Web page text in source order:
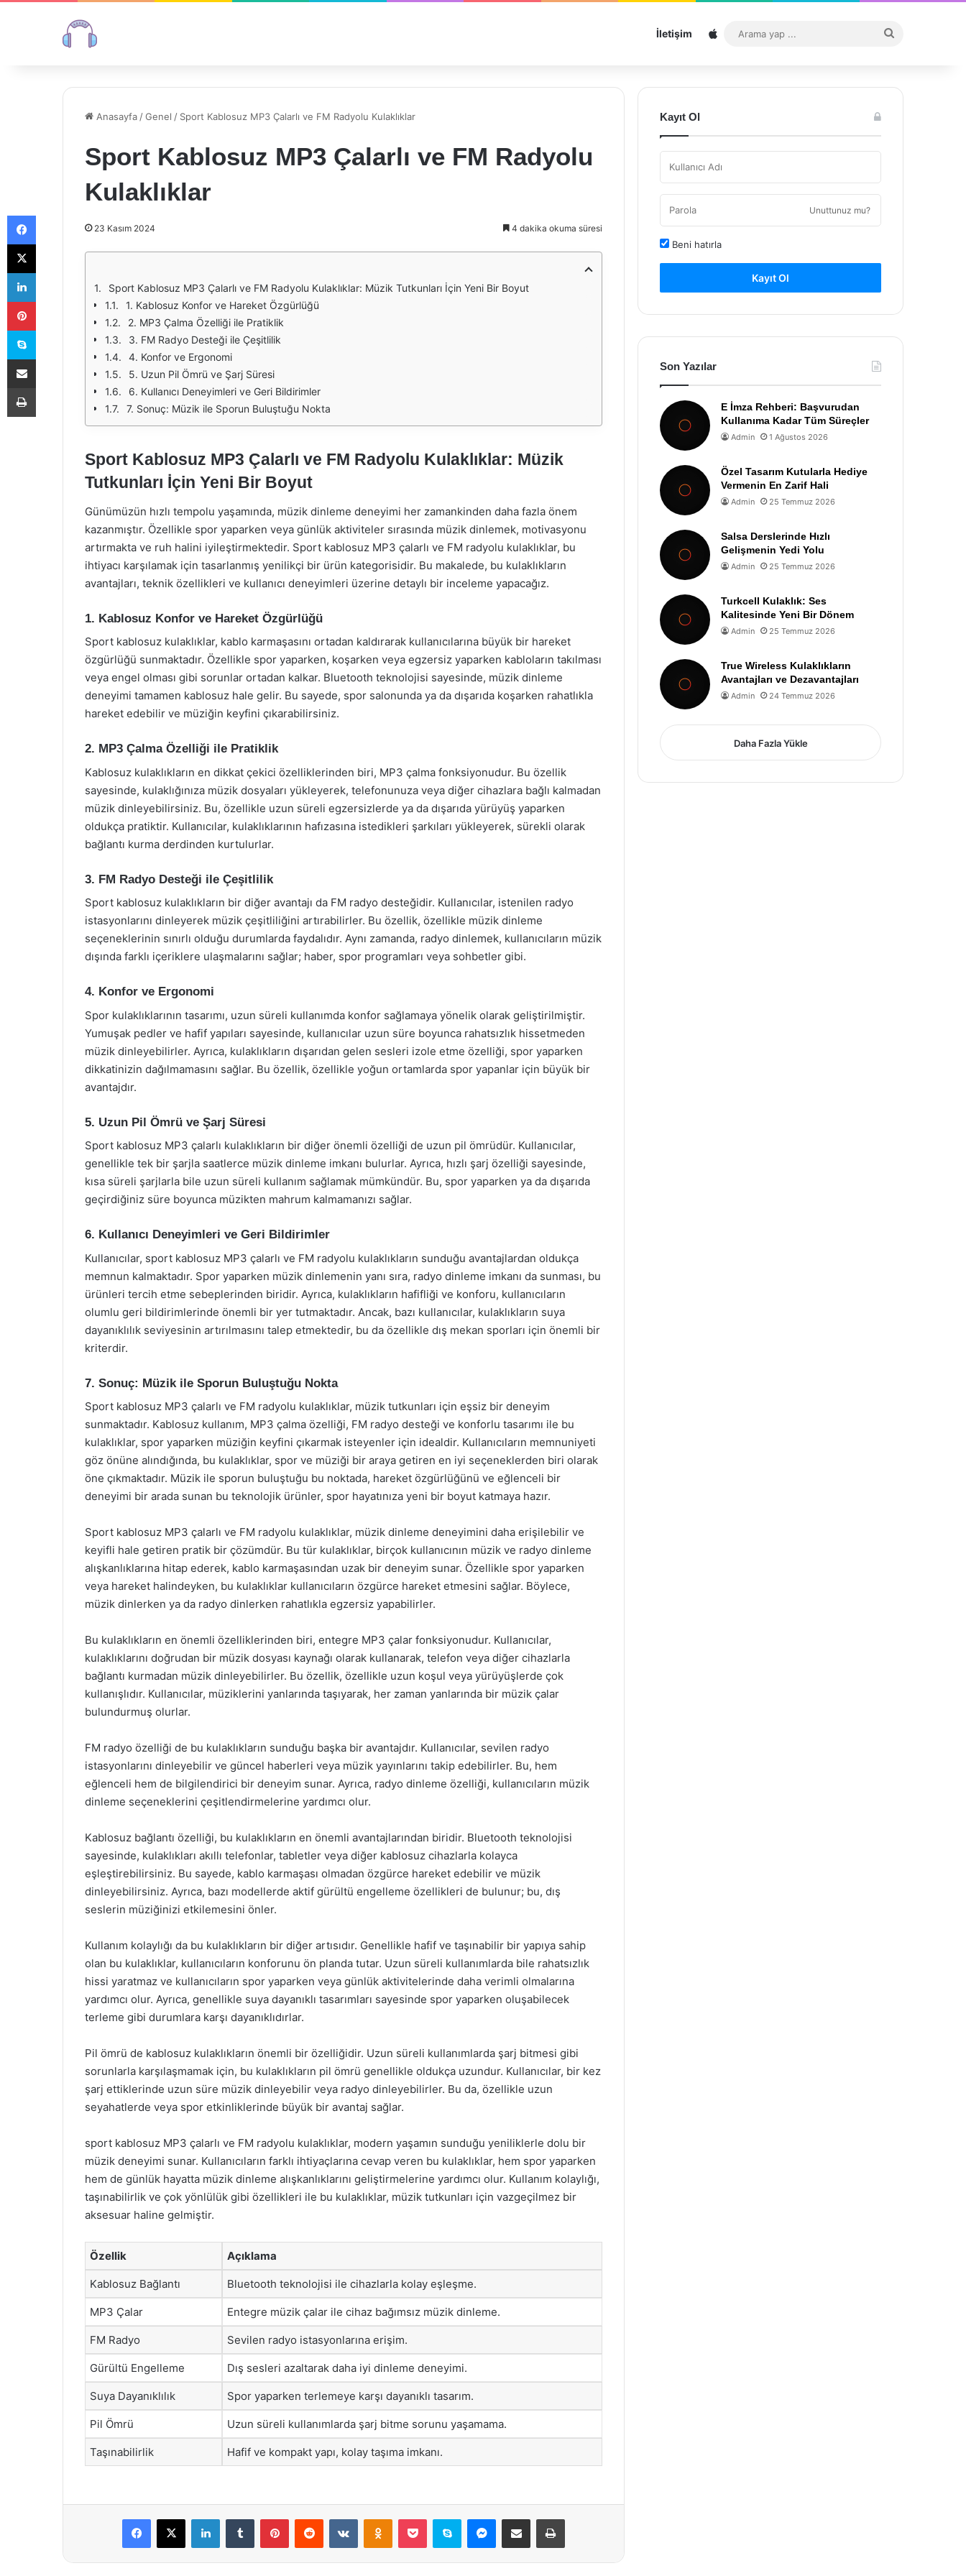
İletişim Sitemap
...
Anasayfa /Genel / Sport Kablosuz MP3 Çalarlı ve FM Radyolu Kulaklıklar
Sport Kablosuz MP3 Çalarlı ve FM Radyolu
Kulaklıklar
23 Kasım 2024 4 dakika okuma süresi
Sport Kablosuz MP3 Çalarlı ve FM Radyolu Kulaklıklar: Müzik Tutkunları İçin Yeni Bir Boyut
1. Kablosuz Konfor ve Hareket Özgürlüğü
2. MP3 Çalma Özelliği ile Pratiklik
3. FM Radyo Desteği ile Çeşitlilik
4. Konfor ve Ergonomi
5. Uzun Pil Ömrü ve Şarj Süresi
6. Kullanıcı Deneyimleri ve Geri Bildirimler
7. Sonuç: Müzik ile Sporun Buluştuğu Nokta
Sport Kablosuz MP3 Çalarlı ve FM Radyolu Kulaklıklar: Müzik
Tutkunları İçin Yeni Bir Boyut
Günümüzün hızlı tempolu yaşamında, müzik dinleme deneyimi her zamankinden daha fazla önem
kazanmıştır. Özellikle spor yaparken veya günlük aktiviteler sırasında müzik dinlemek, motivasyonu
artırmakta ve ruh halini iyileştirmektedir. Sport kablosuz MP3 çalarlı ve FM radyolu kulaklıklar, bu
ihtiyacı karşılamak için tasarlanmış yenilikçi bir ürün kategorisidir. Bu makalede, bu kulaklıkların
avantajları, teknik özellikleri ve kullanıcı deneyimleri üzerine detaylı bir inceleme yapacağız.
1. Kablosuz Konfor ve Hareket Özgürlüğü
Sport kablosuz kulaklıklar, kablo karmaşasını ortadan kaldırarak kullanıcılarına büyük bir hareket
özgürlüğü sunmaktadır. Özellikle spor yaparken, koşarken veya egzersiz yaparken kabloların takılması
veya engel olması gibi sorunlar ortadan kalkar. Bluetooth teknolojisi sayesinde, müzik dinleme
deneyimi tamamen kablosuz hale gelir. Bu sayede, spor salonunda ya da dışarıda koşarken rahatlıkla
hareket edebilir ve müziğin keyfini çıkarabilirsiniz.
2. MP3 Çalma Özelliği ile Pratiklik
Kablosuz kulaklıkların en dikkat çekici özelliklerinden biri, MP3 çalma fonksiyonudur. Bu özellik
sayesinde, kulaklığınıza müzik dosyaları yükleyerek, telefonunuza veya diğer cihazlara bağlı kalmadan
müzik dinleyebilirsiniz. Bu, özellikle uzun süreli egzersizlerde ya da dışarıda yürüyüş yaparken
oldukça pratiktir. Kullanıcılar, kulaklıklarının hafızasına istedikleri şarkıları yükleyerek, sürekli olarak
bağlantı kurma derdinden kurtulurlar.
3. FM Radyo Desteği ile Çeşitlilik
Sport kablosuz kulaklıkların bir diğer avantajı da FM radyo desteğidir. Kullanıcılar, istenilen radyo
istasyonlarını dinleyerek müzik çeşitliliğini artırabilirler. Bu özellik, özellikle müzik dinleme
seçeneklerinin sınırlı olduğu durumlarda faydalıdır. Aynı zamanda, radyo dinlemek, kullanıcıların müzik
dışında farklı içeriklere ulaşmalarını sağlar; haber, spor programları veya sohbetler gibi.
4. Konfor ve Ergonomi
Spor kulaklıklarının tasarımı, uzun süreli kullanımda konfor sağlamaya yönelik olarak geliştirilmiştir.
Yumuşak pedler ve hafif yapıları sayesinde, kullanıcılar uzun süre boyunca rahatsızlık hissetmeden
müzik dinleyebilirler. Ayrıca, kulaklıkların dışarıdan gelen sesleri izole etme özelliği, spor yaparken
dikkatinizin dağılmamasını sağlar. Bu özellik, özellikle yoğun ortamlarda spor yapanlar için büyük bir
avantajdır.
5. Uzun Pil Ömrü ve Şarj Süresi
Sport kablosuz MP3 çalarlı kulaklıkların bir diğer önemli özelliği de uzun pil ömrüdür. Kullanıcılar,
genellikle tek bir şarjla saatlerce müzik dinleme imkanı bulurlar. Ayrıca, hızlı şarj özelliği sayesinde,
kısa süreli şarjlarla bile uzun süreli kullanım sağlamak mümkündür. Bu, spor yaparken ya da dışarıda
geçirdiğiniz süre boyunca müzikten mahrum kalmamanızı sağlar.
6. Kullanıcı Deneyimleri ve Geri Bildirimler
Kullanıcılar, sport kablosuz MP3 çalarlı ve FM radyolu kulaklıkların sunduğu avantajlardan oldukça
memnun kalmaktadır. Spor yaparken müzik dinlemenin yanı sıra, radyo dinleme imkanı da sunması, bu
ürünleri tercih etme sebeplerinden biridir. Ayrıca, kulaklıkların hafifliği ve konforu, kullanıcıların
olumlu geri bildirimlerinde önemli bir yer tutmaktadır. Ancak, bazı kullanıcılar, kulaklıkların suya
dayanıklılık seviyesinin artırılmasını talep etmektedir, bu da özellikle dış mekan sporları için önemli bir
kriterdir.
7. Sonuç: Müzik ile Sporun Buluştuğu Nokta
Sport kablosuz MP3 çalarlı ve FM radyolu kulaklıklar, müzik tutkunları için eşsiz bir deneyim
sunmaktadır. Kablosuz kullanım, MP3 çalma özelliği, FM radyo desteği ve konforlu tasarımı ile bu
kulaklıklar, spor yaparken müziğin keyfini çıkarmak isteyenler için idealdir. Kullanıcıların memnuniyeti
göz önüne alındığında, bu kulaklıklar, spor ve müziği bir araya getiren en iyi seçeneklerden biri olarak
öne çıkmaktadır. Müzik ile sporun buluştuğu bu noktada, hareket özgürlüğünü ve eğlenceli bir
deneyimi bir arada sunan bu teknolojik ürünler, spor hayatınıza yeni bir boyut katmaya hazır.
Sport kablosuz MP3 çalarlı ve FM radyolu kulaklıklar, müzik dinleme deneyimini daha erişilebilir ve
keyifli hale getiren pratik bir çözümdür. Bu tür kulaklıklar, birçok kullanıcının müzik ve radyo dinleme
alışkanlıklarına hitap ederek, kablo karmaşasından uzak bir deneyim sunar. Özellikle spor yaparken
veya hareket halindeyken, bu kulaklıklar kullanıcıların özgürce hareket etmesini sağlar. Böylece,
müzik dinlerken ya da radyo dinlerken rahatlıkla egzersiz yapabilirler.
Bu kulaklıkların en önemli özelliklerinden biri, entegre MP3 çalar fonksiyonudur. Kullanıcılar,
kulaklıklarını doğrudan bir müzik dosyası kaynağı olarak kullanarak, telefon veya diğer cihazlarla
bağlantı kurmadan müzik dinleyebilirler. Bu özellik, özellikle uzun koşul veya yürüyüşlerde çok
kullanışlıdır. Kullanıcılar, müziklerini yanlarında taşıyarak, her zaman yanlarında bir müzik çalar
bulundurmuş olurlar.
FM radyo özelliği de bu kulaklıkların sunduğu başka bir avantajdır. Kullanıcılar, sevilen radyo
istasyonlarını dinleyebilir ve güncel haberleri veya müzik yayınlarını takip edebilirler. Bu, hem
eğlenceli hem de bilgilendirici bir deneyim sunar. Ayrıca, radyo dinleme özelliği, kullanıcıların müzik
dinleme seçeneklerini çeşitlendirmelerine yardımcı olur.
Kablosuz bağlantı özelliği, bu kulaklıkların en önemli avantajlarından biridir. Bluetooth teknolojisi
sayesinde, kulaklıkları akıllı telefonlar, tabletler veya diğer kablosuz cihazlarla kolayca
eşleştirebilirsiniz. Bu sayede, kablo karmaşası olmadan özgürce hareket edebilir ve müzik
dinleyebilirsiniz. Ayrıca, bazı modellerde aktif gürültü engelleme özellikleri de bulunur; bu, dış
seslerin müziğinizi etkilemesini önler.
Kullanım kolaylığı da bu kulaklıkların bir diğer artısıdır. Genellikle hafif ve taşınabilir bir yapıya sahip
olan bu kulaklıklar, kullanıcıların konforunu ön planda tutar. Uzun süreli kullanımlarda bile rahatsızlık
hissi yaratmaz ve kullanıcıların spor yaparken veya günlük aktivitelerinde daha verimli olmalarına
yardımcı olur. Ayrıca, genellikle suya dayanıklı tasarımları sayesinde spor yaparken oluşabilecek
terleme gibi durumlara karşı dayanıklıdırlar.
Pil ömrü de kablosuz kulaklıkların önemli bir özelliğidir. Uzun süreli kullanımlarda şarj bitmesi gibi
sorunlarla karşılaşmamak için, bu kulaklıkların pil ömrü genellikle oldukça uzundur. Kullanıcılar, bir kez
şarj ettiklerinde uzun süre müzik dinleyebilir veya radyo dinleyebilirler. Bu da, özellikle uzun
seyahatlerde veya spor etkinliklerinde büyük bir avantaj sağlar.
sport kablosuz MP3 çalarlı ve FM radyolu kulaklıklar, modern yaşamın sunduğu yeniliklerle dolu bir
müzik deneyimi sunar. Kullanıcıların farklı ihtiyaçlarına cevap veren bu kulaklıklar, hem spor yaparken
hem de günlük hayatta müzik dinleme alışkanlıklarını geliştirmelerine yardımcı olur. Kullanım kolaylığı,
taşınabilirlik ve çok yönlülük gibi özellikleri ile bu kulaklıklar, müzik tutkunları için vazgeçilmez bir
aksesuar haline gelmiştir.
Özellik Açıklama
Kablosuz Bağlantı Bluetooth teknolojisi ile cihazlarla kolay eşleşme.
MP3 Çalar Entegre müzik çalar ile cihaz bağımsız müzik dinleme.
FM Radyo Sevilen radyo istasyonlarına erişim.
Gürültü Engelleme Dış sesleri azaltarak daha iyi dinleme deneyimi.
Suya Dayanıklılık Spor yaparken terlemeye karşı dayanıklı tasarım.
Pil Ömrü Uzun süreli kullanımlarda şarj bitme sorunu yaşamama.
Taşınabilirlik Hafif ve kompakt yapı, kolay taşıma imkanı.
Facebook
X LinkedInTumblr PinterestReddit VKontakteOdnoklassniki
Pocket Skype Messenger
E-Posta ile paylaş Yazdır
Kayıt Ol
Unuttunuz mu?
Beni hatırla
Kayıt Ol
Son Yazılar
E İmza Rehberi: Başvurudan
Kullanıma Kadar Tüm Süreçler
Admin 1 Ağustos 2026
Özel Tasarım Kutularla Hediye
Vermenin En Zarif Hali
Admin 25 Temmuz 2026
Salsa Derslerinde Hızlı
Gelişmenin Yedi Yolu
Admin 25 Temmuz 2026
Turkcell Kulaklık: Ses
Kalitesinde Yeni Bir Dönem
Admin 25 Temmuz 2026
True Wireless Kulaklıkların
Avantajları ve Dezavantajları
Admin 24 Temmuz 2026
Daha Fazla Yükle
Facebook
X
LinkedIn
Pinterest
Skype
E-Posta ile paylaş